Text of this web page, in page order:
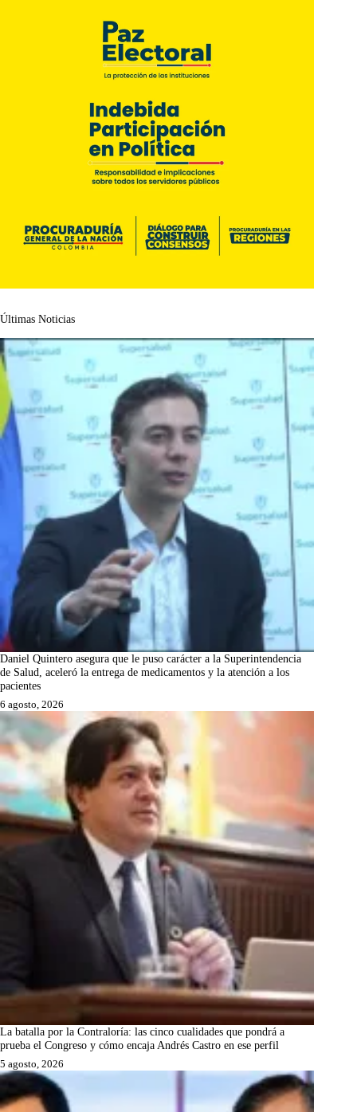
Últimas Noticias
Daniel Quintero asegura que le puso carácter a la Superintendencia
de Salud, aceleró la entrega de medicamentos y la atención a los
pacientes
6 agosto, 2026
La batalla por la Contraloría: las cinco cualidades que pondrá a
prueba el Congreso y cómo encaja Andrés Castro en ese perfil
5 agosto, 2026